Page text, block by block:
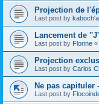
Projection de
Last post by
Lancement de
Last post by Florine «
Projection
Last post by Carlos
Ne pas capituler
Last post by